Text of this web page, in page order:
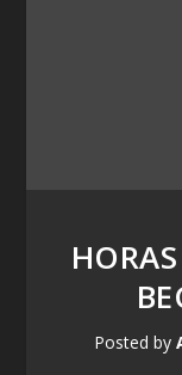
Posted by